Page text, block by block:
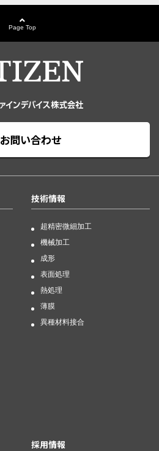
Page Top
お問い合わせ
技術情報
超精密微細加工
機械加工
成形
表面処理
熱処理
薄膜
異種材料接合
採用情報